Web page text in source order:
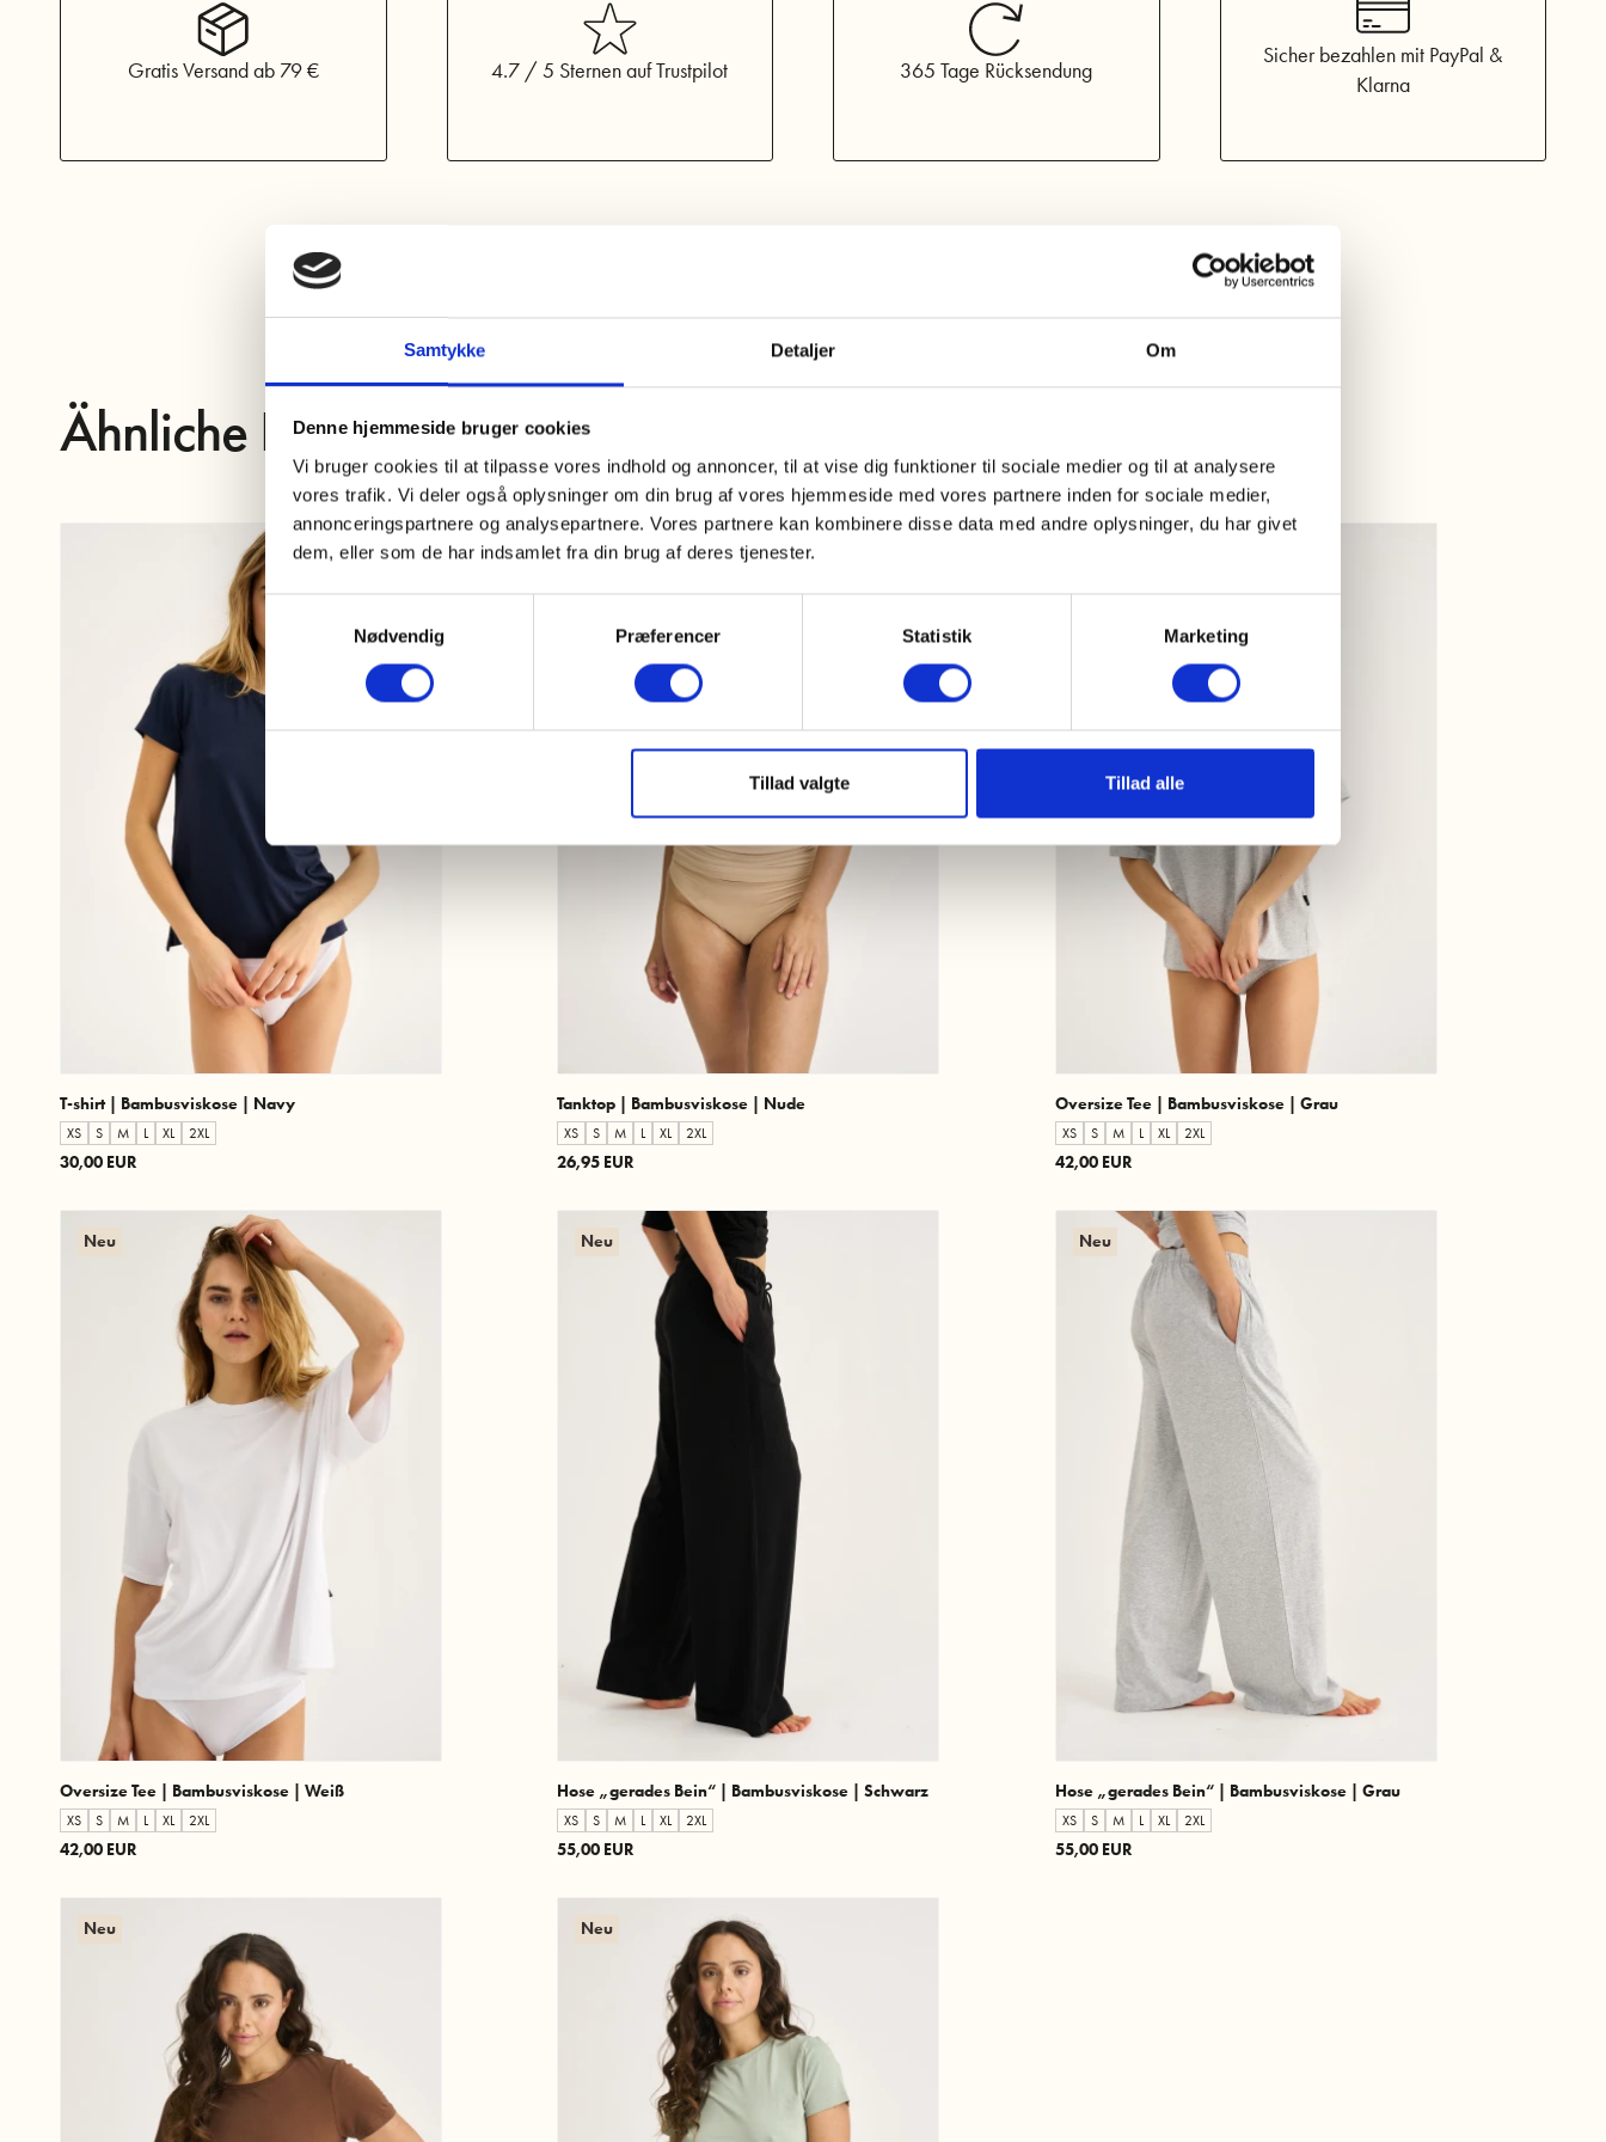
Samtykke Detaljer Om
Denne hjemmeside bruger cookies
Vi bruger cookies til at tilpasse vores indhold og annoncer, til at vise dig funktioner til sociale medier og til at analysere
vores trafik. Vi deler også oplysninger om din brug af vores hjemmeside med vores partnere inden for sociale medier,
annonceringspartnere og analysepartnere. Vores partnere kan kombinere disse data med andre oplysninger, du har givet
dem, eller som de har indsamlet fra din brug af deres tjenester.
Samtykkevalg
Nødvendig
Præferencer Statistik Marketing
Tillad valgte Tillad alle
Gratis Versand ab 79 € 4.7 / 5 Sternen auf Trustpilot 365 Tage Rücksendung
Sicher bezahlen mit PayPal &
Klarna
Ähnliche Produkte
T-shirt | Bambusviskose | Navy
XS S M L XL 2XL
30,00 EUR
Neu
Tanktop | Bambusviskose | Nude
XS S M L XL 2XL
26,95 EUR
Oversize Tee | Bambusviskose | Grau
XS S M L XL 2XL
42,00 EUR
Neu
Oversize Tee | Bambusviskose | Weiß
XS S M L XL 2XL
42,00 EUR
Neu
Hose „gerades Bein“ | Bambusviskose | Schwarz
XS S M L XL 2XL
55,00 EUR
Neu
Hose „gerades Bein“ | Bambusviskose | Grau
XS S M L XL 2XL
55,00 EUR
Neu Neu